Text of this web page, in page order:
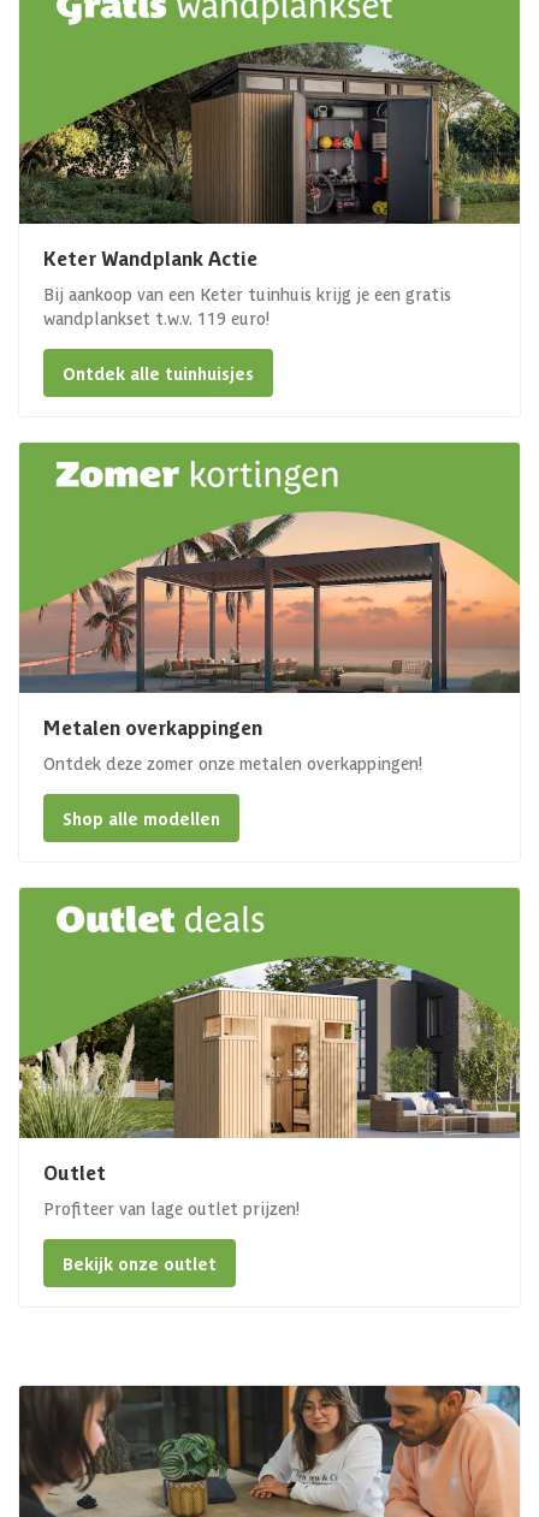
Keter Wandplank Actie
Bij aankoop van een Keter tuinhuis krijg je een gratis
wandplankset t.w.v. 119 euro!
Ontdek alle tuinhuisjes
Metalen overkappingen
Ontdek deze zomer onze metalen overkappingen!
Shop alle modellen
Outlet
Profiteer van lage outlet prijzen!
Bekijk onze outlet